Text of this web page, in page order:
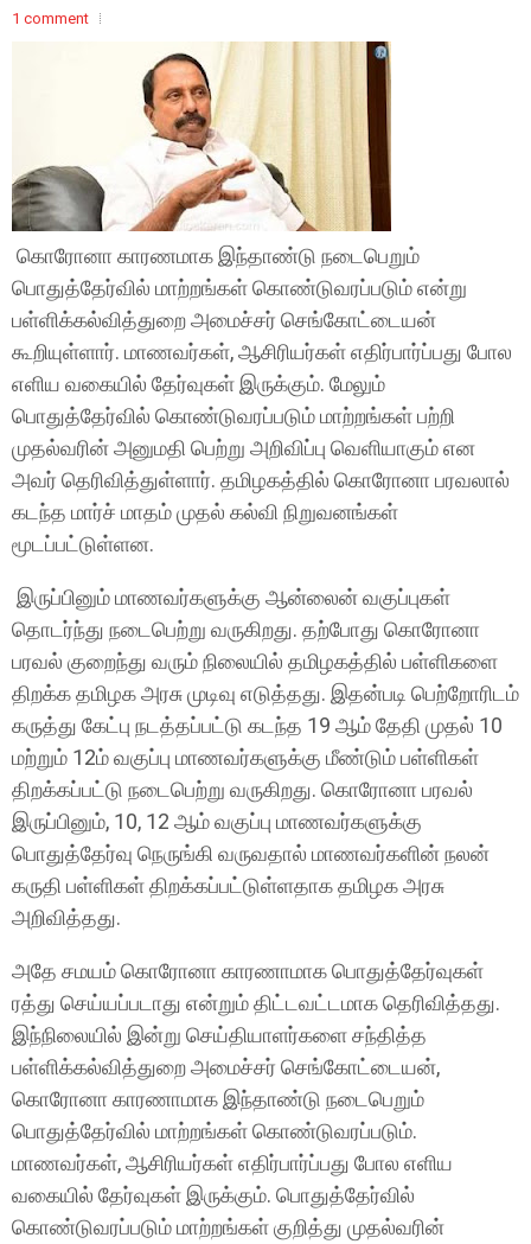
1 comment
கொரோனா காரணமாக இந்தாண்டு நடைபெறும்
பொதுத்தேர்வில் மாற்றங்கள் கொண்டுவரப்படும் என்று
பள்ளிக்கல்வித்துறை அமைச்சர் செங்கோட்டையன்
கூறியுள்ளார். மாணவர்கள், ஆசிரியர்கள் எதிர்பார்ப்பது போல
எளிய வகையில் தேர்வுகள் இருக்கும். மேலும்
பொதுத்தேர்வில் கொண்டுவரப்படும் மாற்றங்கள் பற்றி
முதல்வரின் அனுமதி பெற்று அறிவிப்பு வெளியாகும் என
அவர் தெரிவித்துள்ளார். தமிழகத்தில் கொரோனா பரவலால்
கடந்த மார்ச் மாதம் முதல் கல்வி நிறுவனங்கள்
மூடப்பட்டுள்ளன.
இருப்பினும் மாணவர்களுக்கு ஆன்லைன் வகுப்புகள்
தொடர்ந்து நடைபெற்று வருகிறது. தற்போது கொரோனா
பரவல் குறைந்து வரும் நிலையில் தமிழகத்தில் பள்ளிகளை
திறக்க தமிழக அரசு முடிவு எடுத்தது. இதன்படி பெற்றோரிடம்
கருத்து கேட்பு நடத்தப்பட்டு கடந்த 19 ஆம் தேதி முதல் 10
மற்றும் 12ம் வகுப்பு மாணவர்களுக்கு மீண்டும் பள்ளிகள்
திறக்கப்பட்டு நடைபெற்று வருகிறது. கொரோனா பரவல்
இருப்பினும், 10, 12 ஆம் வகுப்பு மாணவர்களுக்கு
பொதுத்தேர்வு நெருங்கி வருவதால் மாணவர்களின் நலன்
கருதி பள்ளிகள் திறக்கப்பட்டுள்ளதாக தமிழக அரசு
அறிவித்தது.
அதே சமயம் கொரோனா காரணாமாக பொதுத்தேர்வுகள்
ரத்து செய்யப்படாது என்றும் திட்டவட்டமாக தெரிவித்தது.
இந்நிலையில் இன்று செய்தியாளர்களை சந்தித்த
பள்ளிக்கல்வித்துறை அமைச்சர் செங்கோட்டையன்,
கொரோனா காரணாமாக இந்தாண்டு நடைபெறும்
பொதுத்தேர்வில் மாற்றங்கள் கொண்டுவரப்படும்.
மாணவர்கள், ஆசிரியர்கள் எதிர்பார்ப்பது போல எளிய
வகையில் தேர்வுகள் இருக்கும். பொதுத்தேர்வில்
கொண்டுவரப்படும் மாற்றங்கள் குறித்து முதல்வரின்